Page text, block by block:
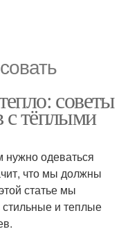
советы
с тёплыми
одеваться
что мы должны
статье мы
стильные и теплые